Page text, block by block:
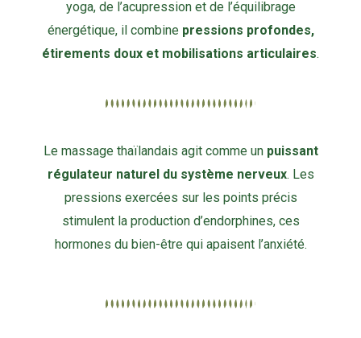
yoga, de l’acupression et de l’équilibrage
énergétique, il combine pressions profondes,
étirements doux et mobilisations articulaires.
Le massage thaïlandais agit comme un puissant
régulateur naturel du système nerveux. Les
pressions exercées sur les points précis
stimulent la production d’endorphines, ces
hormones du bien-être qui apaisent l’anxiété.